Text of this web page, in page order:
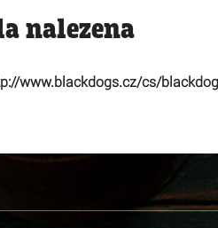
nalezena
www.blackdogs.cz/cs/